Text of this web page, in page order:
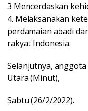
3 Mencerdaskan
4. Melaksanakan
perdamaian abadi
rakyat Indonesia.
Selanjutnya,
Utara (Minut),
Sabtu (26/2/2022).